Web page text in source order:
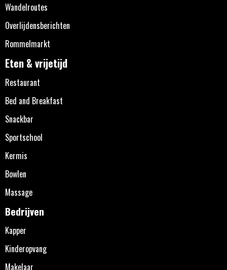
Wandelroutes
Overlijdensberichten
Rommelmarkt
Eten & vrijetijd
Restaurant
Bed and Breakfast
Snackbar
Sportschool
Kermis
Bowlen
Massage
Bedrijven
Kapper
Kinderopvang
Makelaar